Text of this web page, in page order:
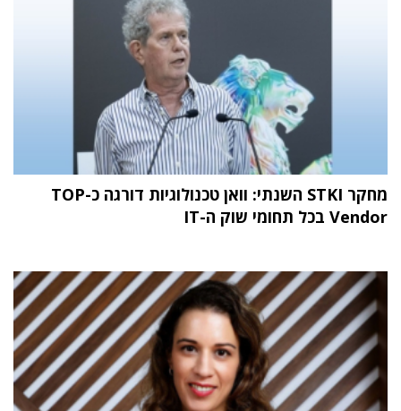
מחקר STKI השנתי: וואן טכנולוגיות דורגה כ-TOP
Vendor בכל תחומי שוק ה-IT